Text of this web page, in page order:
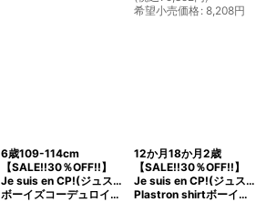
希望小売価格: 8,208円
6歳109-114cm
【SALE!!30％OFF!!】
Je suis en CP!(ジュスィザンセーペー)
ボーイズコーデュロイシャツ(ペールグリーン)
12か月18か月2歳
【SALE!!30％OFF!!】
Je suis en CP!(ジュスィザンセーペー)
Plastron shirtボーイズバックボタンシャツ(ブルーグレー)